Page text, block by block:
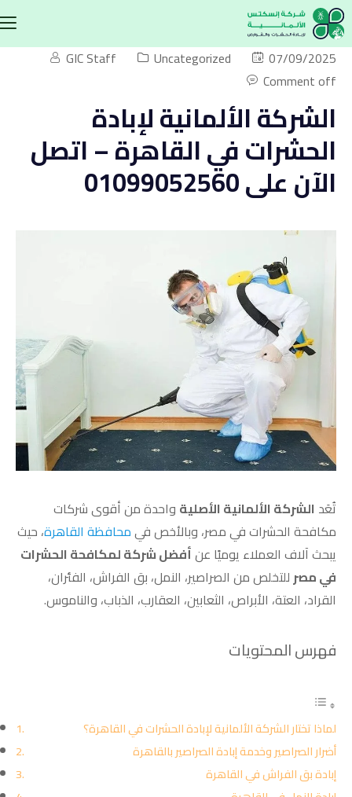
07/09/2025
Uncategorized
GIC Staff
Comment off
الشركة الألمانية لإبادة
الحشرات في القاهرة – اتصل
الآن على 01099052560
تُعَد الشركة الألمانية الأصلية واحدة من أقوى شركات
مكافحة الحشرات في مصر، وبالأخص فيمحافظة القاهرة، حيث
يبحث آلاف العملاء يوميًا عنأفضل شركة لمكافحة الحشرات
في مصرللتخلص من الصراصير، النمل، بق الفراش، الفئران،
القراد، العتة، الأبراص، الثعابين، العقارب، الذباب، والناموس.
فهرس المحتويات
لماذا تختار الشركة الألمانية لإبادة الحشرات في القاهرة؟
أضرار الصراصير وخدمة إبادة الصراصير بالقاهرة
إبادة بق الفراش في القاهرة